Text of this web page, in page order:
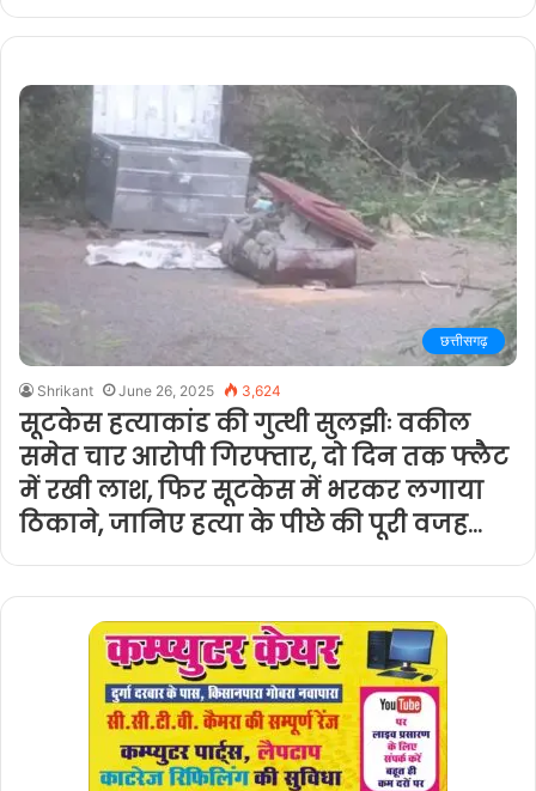
छत्तीसगढ़
Shrikant June 26, 2025 3,624
सूटकेस हत्याकांड की गुत्थी सुलझीः वकील
समेत चार आरोपी गिरफ्तार, दो दिन तक फ्लैट
में रखी लाश, फिर सूटकेस में भरकर लगाया
ठिकाने, जानिए हत्या के पीछे की पूरी वजह…